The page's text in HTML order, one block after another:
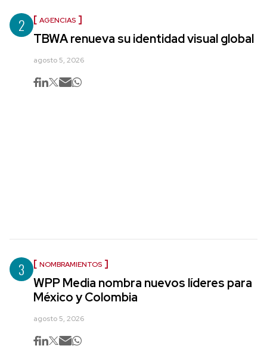
2 AGENCIAS
TBWA renueva su identidad visual global
agosto 5, 2026
3 NOMBRAMIENTOS
WPP Media nombra nuevos líderes para
México y Colombia
agosto 5, 2026